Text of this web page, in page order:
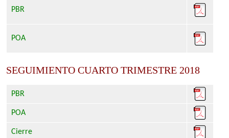
PBR
POA
SEGUIMIENTO CUARTO TRIMESTRE 2018
PBR
POA
Cierre